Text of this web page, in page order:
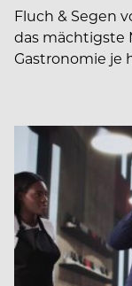
Fluch & Segen
das mächtigste
Gastronomie je